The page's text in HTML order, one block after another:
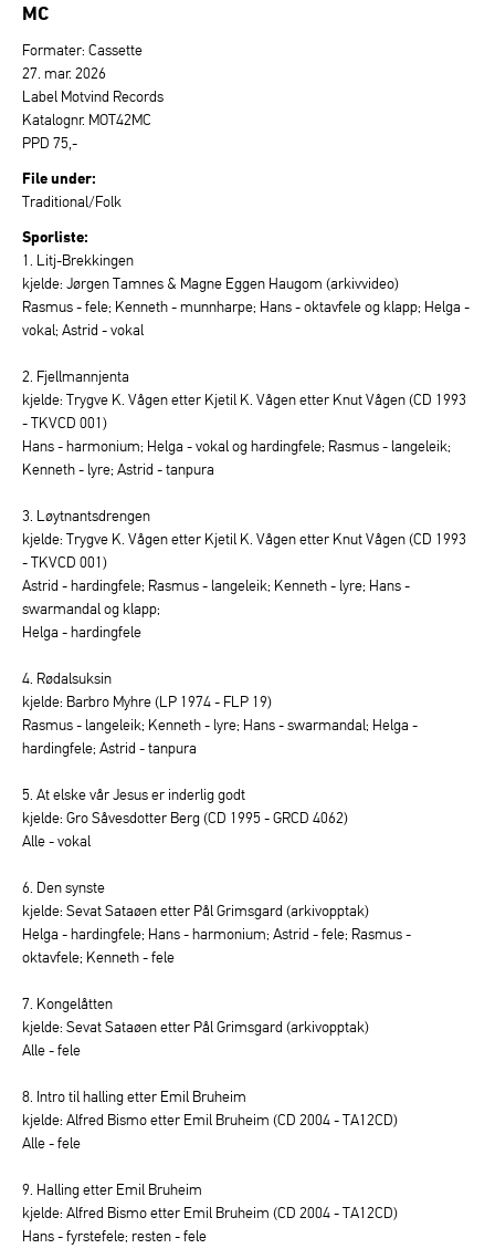
MC
Formater: Cassette
27. mar. 2026
Label Motvind Records
Katalognr. MOT42MC
PPD 75,-
File under:
Traditional/Folk
Sporliste:
1. Litj-Brekkingen
kjelde: Jørgen Tamnes & Magne Eggen Haugom (arkivvideo)
Rasmus - fele; Kenneth - munnharpe; Hans - oktavfele og klapp; Helga -
vokal; Astrid - vokal
2. Fjellmannjenta
kjelde: Trygve K. Vågen etter Kjetil K. Vågen etter Knut Vågen (CD 1993
- TKVCD 001)
Hans - harmonium; Helga - vokal og hardingfele; Rasmus - langeleik;
Kenneth - lyre; Astrid - tanpura
3. Løytnantsdrengen
kjelde: Trygve K. Vågen etter Kjetil K. Vågen etter Knut Vågen (CD 1993
- TKVCD 001)
Astrid - hardingfele; Rasmus - langeleik; Kenneth - lyre; Hans -
swarmandal og klapp;
Helga - hardingfele
4. Rødalsuksin
kjelde: Barbro Myhre (LP 1974 - FLP 19)
Rasmus - langeleik; Kenneth - lyre; Hans - swarmandal; Helga -
hardingfele; Astrid - tanpura
5. At elske vår Jesus er inderlig godt
kjelde: Gro Såvesdotter Berg (CD 1995 - GRCD 4062)
Alle - vokal
6. Den synste
kjelde: Sevat Sataøen etter Pål Grimsgard (arkivopptak)
Helga - hardingfele; Hans - harmonium; Astrid - fele; Rasmus -
oktavfele; Kenneth - fele
7. Kongelåtten
kjelde: Sevat Sataøen etter Pål Grimsgard (arkivopptak)
Alle - fele
8. Intro til halling etter Emil Bruheim
kjelde: Alfred Bismo etter Emil Bruheim (CD 2004 - TA12CD)
Alle - fele
9. Halling etter Emil Bruheim
kjelde: Alfred Bismo etter Emil Bruheim (CD 2004 - TA12CD)
Hans - fyrstefele; resten - fele